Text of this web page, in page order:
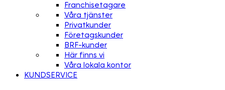
Franchisetagare
Våra tjänster
Privatkunder
Företagskunder
BRF-kunder
Här finns vi
Våra lokala kontor
KUNDSERVICE